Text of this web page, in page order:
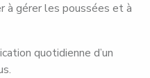
à gérer les poussées et à
quotidienne d’un